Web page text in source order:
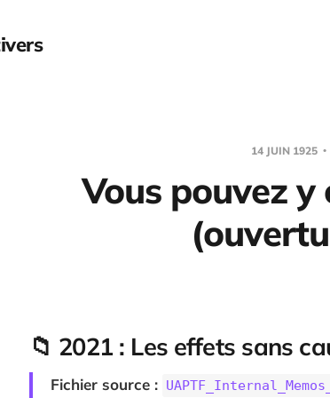
14 JUIN 1925
Vous pouvez
📁 2021 : Les effets sans
Fichier source :